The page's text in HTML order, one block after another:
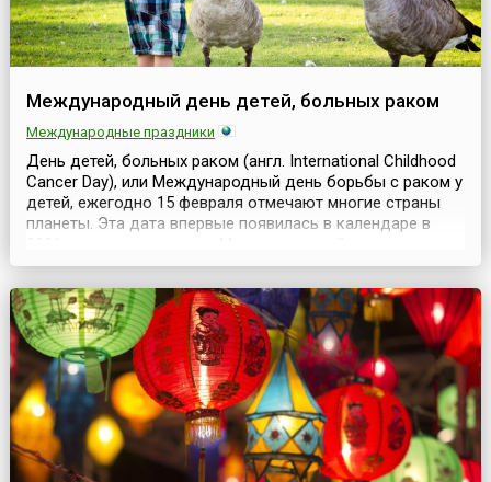
Международный день детей, больных раком
Международные праздники
День детей, больных раком (англ. International Childhood
Cancer Day), или Международный день борьбы с раком у
детей, ежегодно 15 февраля отмечают многие страны
планеты. Эта дата впервые появилась в календаре в
детского рака (англ. Childhood Cancer International, CCI)
— глобальной сети, состоящей в настоящее время из
183 организаций родителей, ассоц...